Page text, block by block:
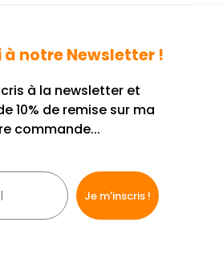
à notre Newsletter !
à la newsletter et
10% de remise sur ma
commande...